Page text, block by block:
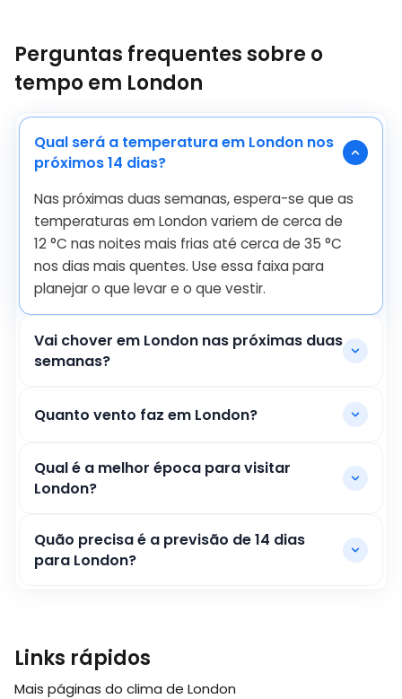
Perguntas frequentes sobre o
tempo em London
Qual será a temperatura em London nos
próximos 14 dias?
Nas próximas duas semanas, espera-se que as
temperaturas em London variem de cerca de
12°C nas noites mais frias até cerca de 35 °C
nos dias mais quentes. Use essa faixa para
planejar o que levar e o que vestir.
Vai chover em London nas próximas duas
semanas?
Quanto vento faz em London?
Qual é a melhor época para visitar
London?
Quão precisa é a previsão de 14 dias
para London?
Links rápidos
Mais páginas do clima de London